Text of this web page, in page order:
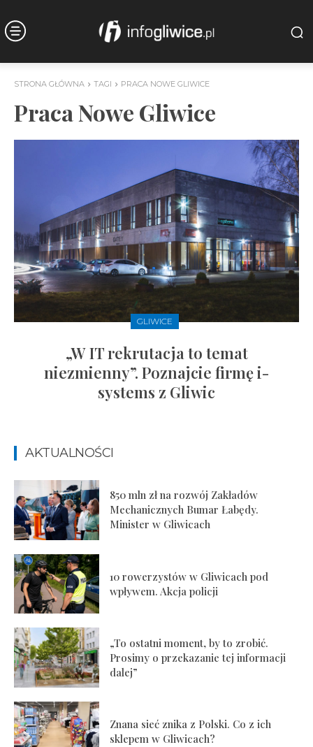
STRONA GŁÓWNA TAGI PRACA NOWE GLIWICE
Praca Nowe Gliwice
GLIWICE
„W IT rekrutacja to temat
niezmienny”. Poznajcie firmę i-
systems z Gliwic
AKTUALNOŚCI
850 mln zł na rozwój Zakładów
Mechanicznych Bumar Łabędy.
Minister w Gliwicach
10 rowerzystów w Gliwicach pod
wpływem. Akcja policji
„To ostatni moment, by to zrobić.
Prosimy o przekazanie tej informacji
dalej”
Znana sieć znika z Polski. Co z ich
sklepem w Gliwicach?